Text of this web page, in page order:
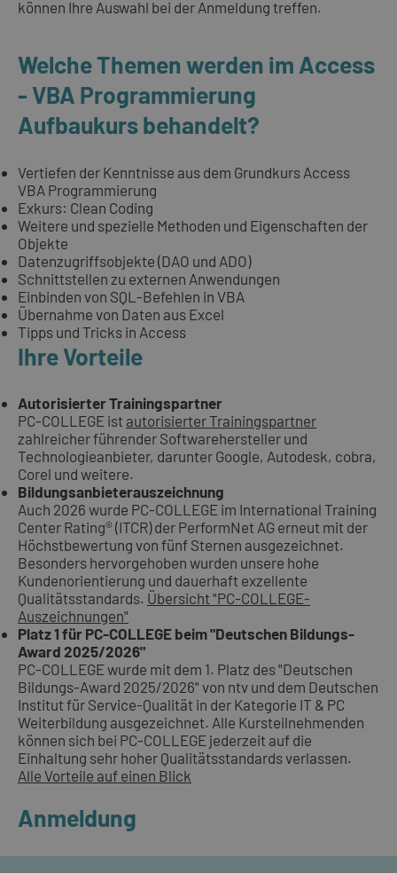
können Ihre Auswahl bei der Anmeldung treffen.
Welche Themen werden im Access
- VBA Programmierung
Aufbaukurs behandelt?
Vertiefen der Kenntnisse aus dem Grundkurs Access
VBA Programmierung
Exkurs: Clean Coding
Weitere und spezielle Methoden und Eigenschaften der
Objekte
Datenzugriffsobjekte (DAO und ADO)
Schnittstellen zu externen Anwendungen
Einbinden von SQL-Befehlen in VBA
Übernahme von Daten aus Excel
Tipps und Tricks in Access
Ihre Vorteile
Autorisierter Trainingspartner
PC-COLLEGE ist autorisierter Trainingspartner
zahlreicher führender Softwarehersteller und
Technologieanbieter, darunter Google, Autodesk, cobra,
Corel und weitere.
Bildungsanbieterauszeichnung
Auch 2026 wurde PC-COLLEGE im International Training
Center Rating® (ITCR) der PerformNet AG erneut mit der
Höchstbewertung von fünf Sternen ausgezeichnet.
Besonders hervorgehoben wurden unsere hohe
Kundenorientierung und dauerhaft exzellente
Qualitätsstandards. Übersicht "PC-COLLEGE-
Auszeichnungen"
Platz 1 für PC-COLLEGE beim "Deutschen Bildungs-
Award 2025/2026"
PC-COLLEGE wurde mit dem 1. Platz des "Deutschen
Bildungs-Award 2025/2026" von ntv und dem Deutschen
Institut für Service-Qualität in der Kategorie IT & PC
Weiterbildung ausgezeichnet. Alle Kursteilnehmenden
können sich bei PC-COLLEGE jederzeit auf die
Einhaltung sehr hoher Qualitätsstandards verlassen.
Alle Vorteile auf einen Blick
Anmeldung